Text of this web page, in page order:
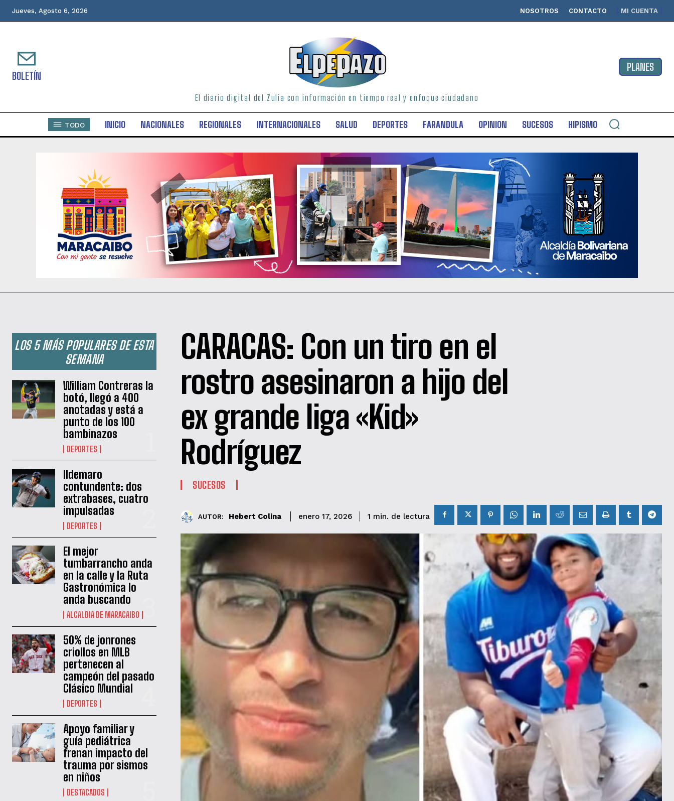
Jueves, Agosto 6, 2026 NOSOTROS CONTACTO MI CUENTA
BOLETÍN
El diario digital del Zulia con información en tiempo real y enfoque ciudadano
PLANES
TODO INICIO NACIONALES REGIONALES INTERNACIONALES SALUD DEPORTES FARANDULA OPINION SUCESOS HIPISMO
LOS 5 MÁS POPULARES DE ESTA
SEMANA
William Contreras la
botó, llegó a 400
anotadas y está a
punto de los 100
bambinazos
DEPORTES
Ildemaro
contundente: dos
extrabases, cuatro
impulsadas
DEPORTES
El mejor
tumbarrancho anda
en la calle y la Ruta
Gastronómica lo
anda buscando
ALCALDIA DE MARACAIBO
50% de jonrones
criollos en MLB
pertenecen al
campeón del pasado
Clásico Mundial
DEPORTES
Apoyo familiar y
guía pediátrica
frenan impacto del
trauma por sismos
en niños
DESTACADOS
CARACAS: Con un tiro en el
rostro asesinaron a hijo del
ex grande liga «Kid»
Rodríguez
SUCESOS
AUTOR: Hebert Colina enero 17, 2026 1 min. de lectura